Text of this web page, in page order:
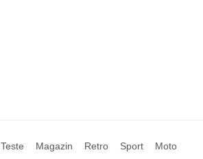
Teste Magazin Retro Sport Moto